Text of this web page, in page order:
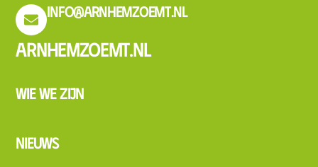
info@arnhemzoemt.nl
Arnhemzoemt.nl
Wie we zijn
Nieuws